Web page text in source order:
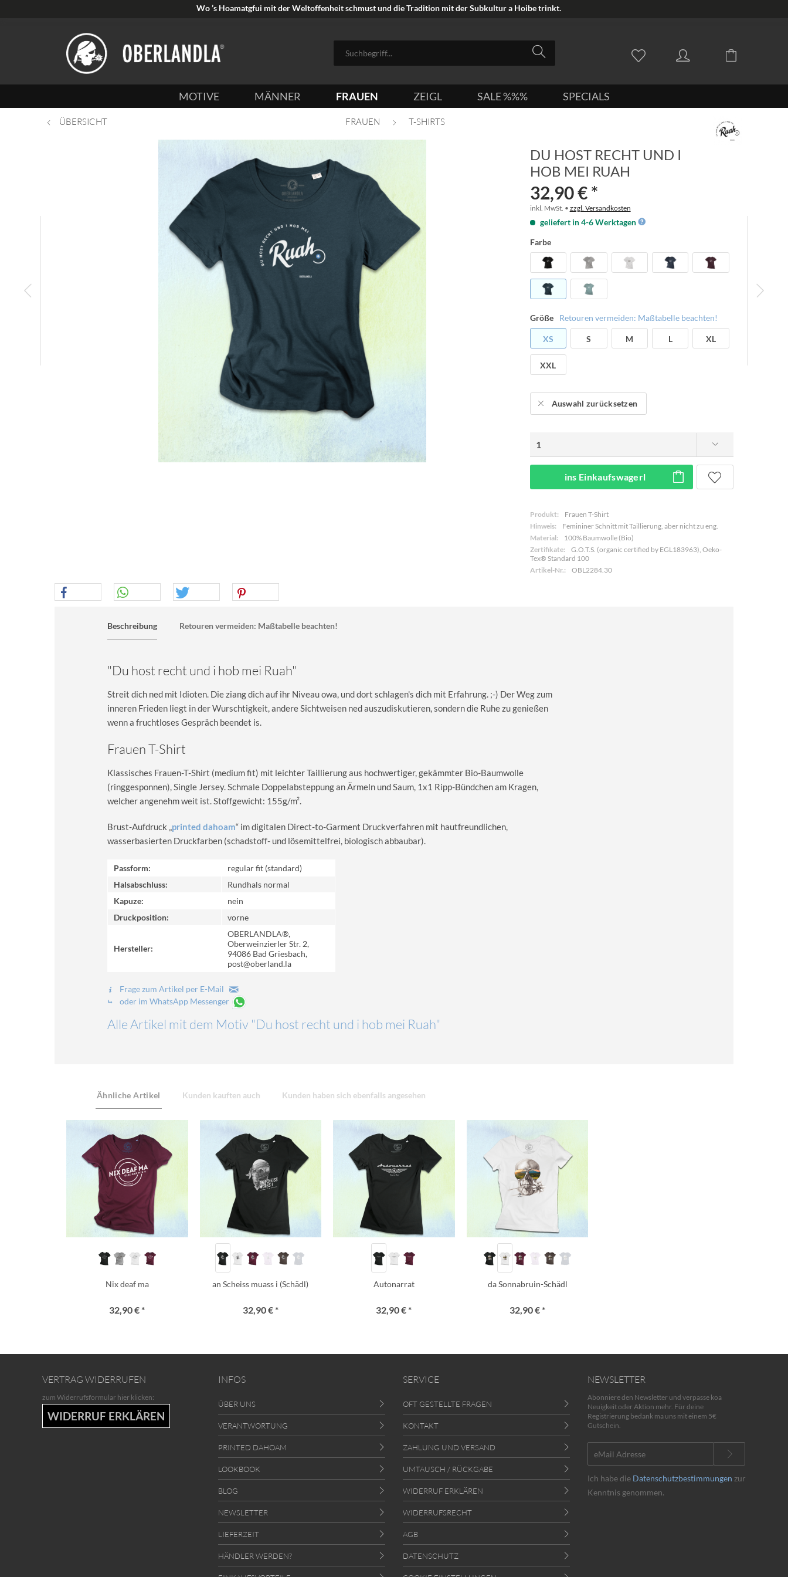
Wo ’s Hoamatgfui mit der Weltoffenheit schmust und die Tradition mit der Subkultur a Hoibe trinkt.
MOTIVE MÄNNER FRAUEN ZEIGL SALE %%% SPECIALS
ÜBERSICHT FRAUEN T-SHIRTS
DU HOST RECHT UND I
HOB MEI RUAH
32,90 € *
inkl. MwSt. • zzgl. Versandkosten
geliefert in 4-6 Werktagen
Farbe
Größe Retouren vermeiden: Maßtabelle beachten!
XS S M L XL
XXL
Auswahl zurücksetzen
ins Einkaufswagerl
Produkt:
Frauen T-Shirt
Hinweis:
Femininer Schnitt mit Taillierung, aber nicht zu eng.
Material:
100% Baumwolle (Bio)
Zertifikate:
G.O.T.S. (organic certified by EGL183963), Oeko-
Tex® Standard 100
Artikel-Nr.:
OBL2284.30
Beschreibung Retouren vermeiden: Maßtabelle beachten!
"Du host recht und i hob mei Ruah"
Streit dich ned mit Idioten. Die ziang dich auf ihr Niveau owa, und dort schlagen's dich mit Erfahrung. ;-) Der Weg zum
inneren Frieden liegt in der Wurschtigkeit, andere Sichtweisen ned auszudiskutieren, sondern die Ruhe zu genießen
wenn a fruchtloses Gespräch beendet is.
Frauen T-Shirt
Klassisches Frauen-T-Shirt (medium fit) mit leichter Taillierung aus hochwertiger, gekämmter Bio-Baumwolle
(ringgesponnen), Single Jersey. Schmale Doppelabsteppung an Ärmeln und Saum, 1x1 Ripp-Bündchen am Kragen,
welcher angenehm weit ist. Stoffgewicht: 155g/m².
Brust-Aufdruck „printed dahoam“ im digitalen Direct-to-Garment Druckverfahren mit hautfreundlichen,
wasserbasierten Druckfarben (schadstoff- und lösemittelfrei, biologisch abbaubar).
Passform:
regular fit (standard)
Halsabschluss:
Rundhals normal
Kapuze:
nein
Druckposition:
vorne
Hersteller:
OBERLANDLA®,
Oberweinzierler Str. 2,
94086 Bad Griesbach,
post@oberland.la
Frage zum Artikel per E-Mail
oder im WhatsApp Messenger
Alle Artikel mit dem Motiv "Du host recht und i hob mei Ruah"
Ähnliche Artikel Kunden kauften auch Kunden haben sich ebenfalls angesehen
Nix deaf ma
32,90 € *
an Scheiss muass i (Schädl)
32,90 € *
Autonarrat
32,90 € *
da Sonnabruin-Schädl
32,90 € *
VERTRAG WIDERRUFEN
zum Widerrufsformular hier klicken:
WIDERRUF ERKLÄREN
INFOS
ÜBER UNS
VERANTWORTUNG
PRINTED DAHOAM
LOOKBOOK
BLOG
NEWSLETTER
LIEFERZEIT
HÄNDLER WERDEN?
SERVICE
OFT GESTELLTE FRAGEN
KONTAKT
ZAHLUNG UND VERSAND
UMTAUSCH / RÜCKGABE
WIDERRUF ERKLÄREN
WIDERRUFSRECHT
AGB
DATENSCHUTZ
NEWSLETTER
Abonniere den Newsletter und verpasse koa
Neuigkeit oder Aktion mehr. Für deine
Registrierung bedank ma uns mit einem 5€
Gutschein.
Ich habe die Datenschutzbestimmungen zur
Kenntnis genommen.